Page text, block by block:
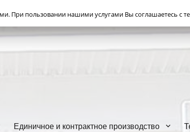
Единичное и контрактное производство
При пользовании нашими услугами Вы соглашаетесь с